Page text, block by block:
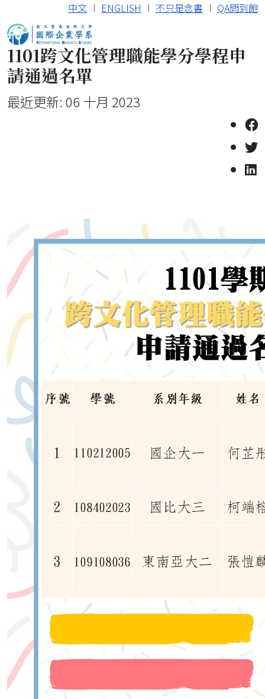
中文 ︱ ENGLISH ︱ 不只是念書 ︱ QA問到飽
1101跨文化管理職能學分學程申
請通過名單
最近更新: 06 十月 2023